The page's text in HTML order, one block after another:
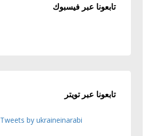
تابعونا عبر فيسبوك
تابعونا عبر تويتر
Tweets by ukraineinarabi